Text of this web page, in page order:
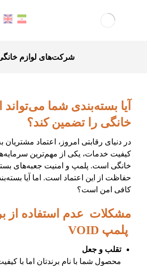
شرکت‌های لوازم
آیا بسته‌بندی شما می‌تواند
خانگی را تضمین کند؟
در دنیای رقابتی امروز، اعتماد مشتریان
کیفیت خدمات، یکی از مهم‌ترین
خانگی است. پلمپ و امنیت جعبه‌های
حفاظت از این اعتماد است. اما آیا
کافی امن است؟
مشکلات عدم استفاده
پلمپ VOID
تقلب و جعل
محصول شما با نام برندتان اما با